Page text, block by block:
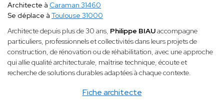
Fiche architecte
Architecte à Caraman 31460
Se déplace à Toulouse 31000
Architecte depuis plus de 30 ans, Philippe BIAUaccompagne
particuliers, professionnels et collectivités dans leurs projets de
construction, de rénovation ou de réhabilitation, avec une approche
qui allie qualité architecturale, maîtrise technique, écoute et
recherche de solutions durables adaptées à chaque contexte.